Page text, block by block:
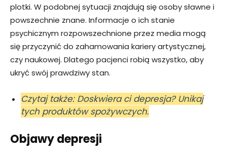
plotki. W podobnej sytuacji znajdują się osoby sławne i
powszechnie znane. Informacje o ich stanie
psychicznym rozpowszechnione przez media mogą
się przyczynić do zahamowania kariery artystycznej,
czy naukowej. Dlatego pacjenci robią wszystko, aby
ukryć swój prawdziwy stan.
Czytaj także: Doskwiera ci depresja? Unikaj
tych produktów spożywczych.
Objawy depresji